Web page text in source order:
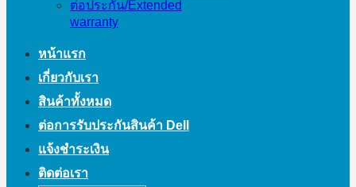
ต่อประกัน/Extended
warranty
หน้าแรก
เกี่ยวกับเรา
สินค้าทั้งหมด
ต่อการรับประกันสินค้า Dell
แจ้งชำระเงิน
ติดต่อเรา